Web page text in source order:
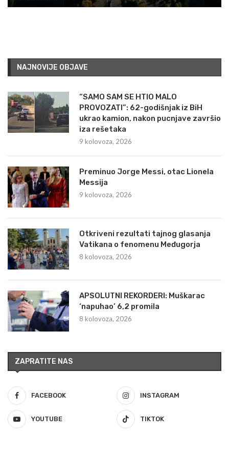
NAJNOVIJE OBJAVE
“SAMO SAM SE HTIO MALO
PROVOZATI”: 62-godišnjak iz BiH
ukrao kamion, nakon pucnjave završio
iza rešetaka
9 kolovoza, 2026
Preminuo Jorge Messi, otac Lionela
Messija
9 kolovoza, 2026
Otkriveni rezultati tajnog glasanja
Vatikana o fenomenu Međugorja
8 kolovoza, 2026
APSOLUTNI REKORDERI: Muškarac
‘napuhao’ 6,2 promila
8 kolovoza, 2026
ZAPRATITE NAS
FACEBOOK INSTAGRAM
YOUTUBE TIKTOK